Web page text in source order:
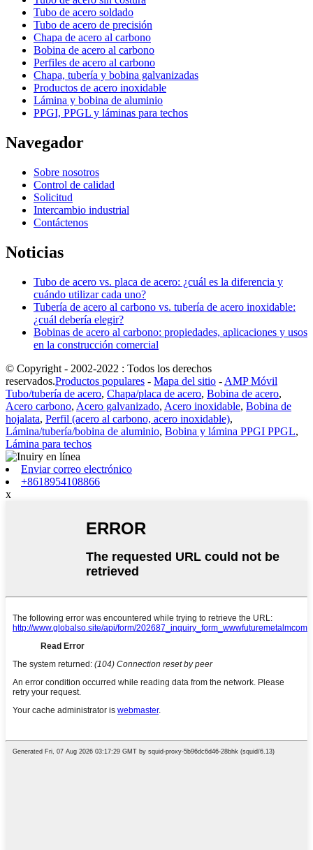
Tubo de acero soldado
Tubo de acero de precisión
Chapa de acero al carbono
Bobina de acero al carbono
Perfiles de acero al carbono
Chapa, tubería y bobina galvanizadas
Productos de acero inoxidable
Lámina y bobina de aluminio
PPGI, PPGL y láminas para techos
Navegador
Sobre nosotros
Control de calidad
Solicitud
Intercambio industrial
Contáctenos
Noticias
Tubo de acero vs. placa de acero: ¿cuál es la diferencia y
cuándo utilizar cada uno?
Tubería de acero al carbono vs. tubería de acero inoxidable:
¿cuál debería elegir?
Bobinas de acero al carbono: propiedades, aplicaciones y usos
en la construcción comercial
© Copyright - 2002-2022 : Todos los derechos
reservados.Productos populares - Mapa del sitio - AMP Móvil
Tubo/tubería de acero, Chapa/placa de acero, Bobina de acero,
Acero carbono, Acero galvanizado, Acero inoxidable, Bobina de
hojalata, Perfil (acero al carbono, acero inoxidable),
Lámina/tubería/bobina de aluminio, Bobina y lámina PPGI PPGL,
Lámina para techos
Enviar correo electrónico
+8618954108866
x